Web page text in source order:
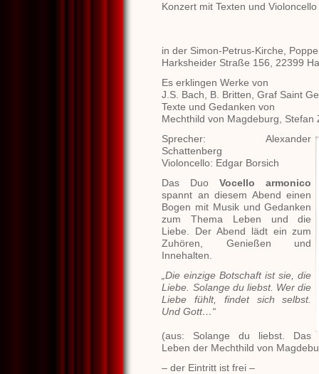
Konzert mit Texten und Violoncello
in der Simon-Petrus-Kirche,
Harksheider Straße 156, 22399
Es erklingen Werke von
J.S. Bach, B. Britten, Graf Saint
Texte und Gedanken von
Mechthild von Magdeburg, Stefan
Sprecher: Alexander
Schattenberg
Violoncello: Edgar Borsich
Das DuoVocello armonico
spannt an diesem Abend einen
Bogen mit Musik und Gedanken
zum Thema Leben und die
Liebe. Der Abend lädt ein zum
Zuhören, Genießen und
Innehalten.
„Die einzige Botschaft ist sie, die
Liebe. Solange du liebst. Wer die
Liebe fühlt, findet sich selbst.
Und Gott…“
(aus: Solange du liebst. Das
Leben der Mechthild von
– der Eintritt ist frei –